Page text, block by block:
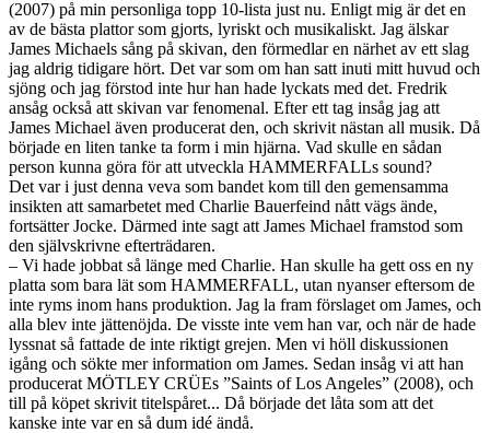
(2007) på min personliga topp 10-lista just nu. Enligt mig är det en
av de bästa plattor som gjorts, lyriskt och musikaliskt. Jag älskar
James Michaels sång på skivan, den förmedlar en närhet av ett slag
jag aldrig tidigare hört. Det var som om han satt inuti mitt huvud och
sjöng och jag förstod inte hur han hade lyckats med det. Fredrik
ansåg också att skivan var fenomenal. Efter ett tag insåg jag att
James Michael även producerat den, och skrivit nästan all musik. Då
började en liten tanke ta form i min hjärna. Vad skulle en sådan
person kunna göra för att utveckla HAMMERFALLs sound?
Det var i just denna veva som bandet kom till den gemensamma
insikten att samarbetet med Charlie Bauerfeind nått vägs ände,
fortsätter Jocke. Därmed inte sagt att James Michael framstod som
den självskrivne efterträdaren.
– Vi hade jobbat så länge med Charlie. Han skulle ha gett oss en ny
platta som bara lät som HAMMERFALL, utan nyanser eftersom de
inte ryms inom hans produktion. Jag la fram förslaget om James, och
alla blev inte jättenöjda. De visste inte vem han var, och när de hade
lyssnat så fattade de inte riktigt grejen. Men vi höll diskussionen
igång och sökte mer information om James. Sedan insåg vi att han
producerat MÖTLEY CRÜEs ”Saints of Los Angeles” (2008), och
till på köpet skrivit titelspåret... Då började det låta som att det
kanske inte var en så dum idé ändå.